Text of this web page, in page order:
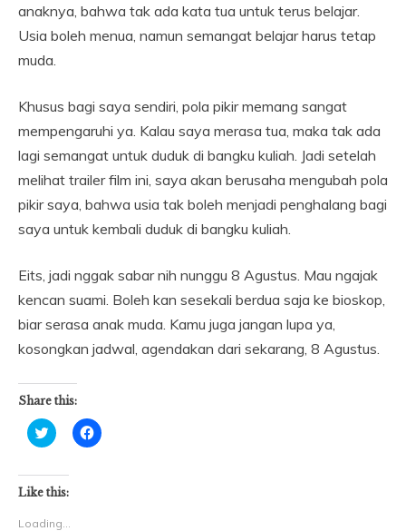
anaknya, bahwa tak ada kata tua untuk terus belajar.
Usia boleh menua, namun semangat belajar harus tetap
muda.
Khusus bagi saya sendiri, pola pikir memang sangat
mempengaruhi ya. Kalau saya merasa tua, maka tak ada
lagi semangat untuk duduk di bangku kuliah. Jadi setelah
melihat trailer film ini, saya akan berusaha mengubah pola
pikir saya, bahwa usia tak boleh menjadi penghalang bagi
saya untuk kembali duduk di bangku kuliah.
Eits, jadi nggak sabar nih nunggu 8 Agustus. Mau ngajak
kencan suami. Boleh kan sesekali berdua saja ke bioskop,
biar serasa anak muda. Kamu juga jangan lupa ya,
kosongkan jadwal, agendakan dari sekarang, 8 Agustus.
Share this:
Click
to
Twitter
(Opens
in
window)
Click
to
Like this:
Loading...